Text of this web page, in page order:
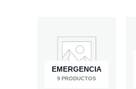
EMERGENCIA
9 PRODUCTOS